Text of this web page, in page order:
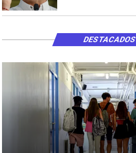
DESTACADOS